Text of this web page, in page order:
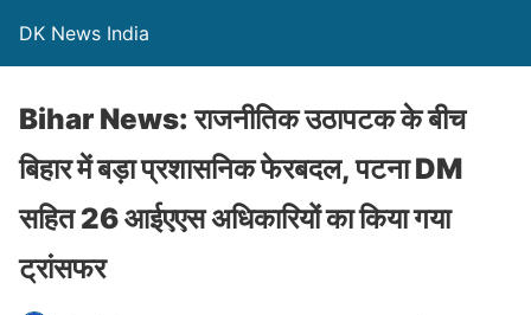
DK News India
Bihar News: राजनीतिक उठापटक के बीच
बिहार में बड़ा प्रशासनिक फेरबदल, पटना DM
सहित 26 आईएएस अधिकारियों का किया गया
ट्रांसफर